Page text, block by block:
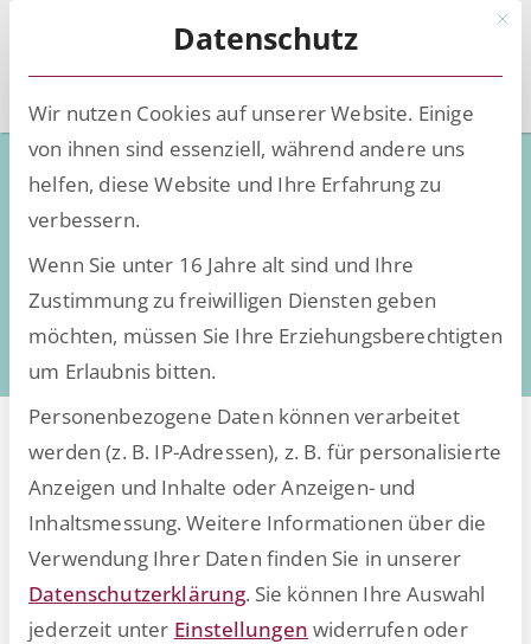
Low-Code - Deep Knowledge
Digitalisierung
daten- und dokumentenintensiver Prozesse
Alle Beiträge von Entwicklung
Die Suche ergibt keine Ergebnisse.
Mit
Datenschutz
Wir nutzen Cookies auf unserer Website. Einige
von ihnen sind essenziell, während andere uns
helfen, diese Website und Ihre Erfahrung zu
verbessern.
Wenn Sie unter 16 Jahre alt sind und Ihre
Zustimmung zu freiwilligen Diensten geben
möchten, müssen Sie Ihre Erziehungsberechtigten
um Erlaubnis bitten.
Personenbezogene Daten können verarbeitet
werden (z. B. IP-Adressen), z. B. für personalisierte
Anzeigen und Inhalte oder Anzeigen- und
Inhaltsmessung. Weitere Informationen über die
Verwendung Ihrer Daten finden Sie in unserer
Datenschutzerklärung. Sie können Ihre Auswahl
jederzeit unter Einstellungen widerrufen oder